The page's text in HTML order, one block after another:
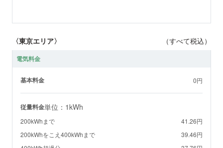
〈東京エリア〉 （すべて税込）
電気料金
基本料金 0円
従量料金単位：1kWh
200kWhまで
41.26円
200kWhをこえ400kWhまで
39.46円